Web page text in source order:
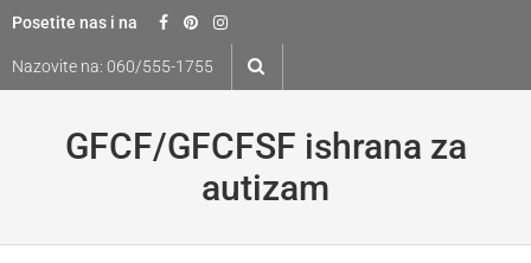
Skip
content
Posetite nas i na
Nazovite na: 060/555-1755
GFCF/GFCFSF ishrana za
autizam